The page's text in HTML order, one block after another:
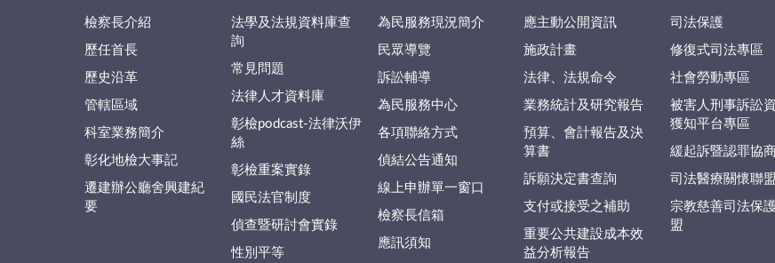
檢察長介紹
歷任首長
歷史沿革
管轄區域
科室業務簡介
彰化地檢大事記
遷建辦公廳舍興建紀
要
法學及法規資料庫查
詢
常見問題
法律人才資料庫
彰檢podcast-法律沃伊
絲
彰檢重案實錄
國民法官制度
偵查暨研討會實錄
性別平等
為民服務現況簡介
民眾導覽
訴訟輔導
為民服務中心
各項聯絡方式
偵結公告通知
線上申辦單一窗口
檢察長信箱
應訊須知
應主動公開資訊
施政計畫
法律、法規命令
業務統計及研究報告
預算、會計報告及決
算書
訴願決定書查詢
支付或接受之補助
重要公共建設成本效
益分析報告
司法保護
修復式司法專區
社會勞動專區
被害人刑事訴訟
獲知平台專區
緩起訴暨認罪協商
司法醫療關懷聯盟
宗教慈善司法保
盟